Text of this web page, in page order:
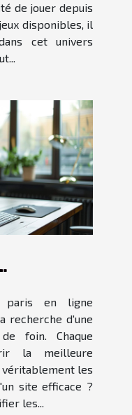
de jouer depuis
disponibles, il
cet univers
en ligne
recherche d'une
foin. Chaque
la meilleure
véritablement les
site efficace ?
les...